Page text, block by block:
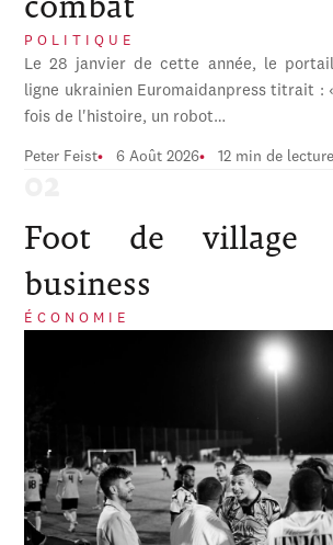
POLITIQUE
Le 28 janvier de cette année, le
ligne ukrainien Euromaidanpress titrait :
fois de l'histoire, un robot…
Peter Feist 6 Août 2026 12 min de lecture
Foot de village
business
ÉCONOMIE